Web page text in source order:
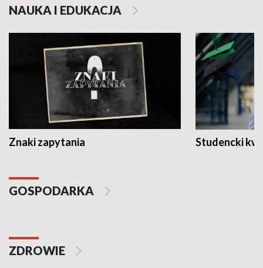
NAUKA I EDUKACJA
Znaki zapytania Studencki
GOSPODARKA
ZDROWIE